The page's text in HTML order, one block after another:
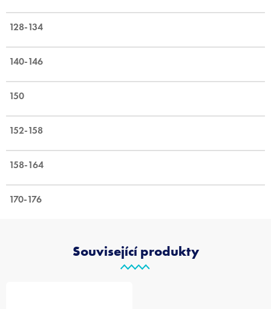
128-134
140-146
150
152-158
158-164
170-176
Související produkty